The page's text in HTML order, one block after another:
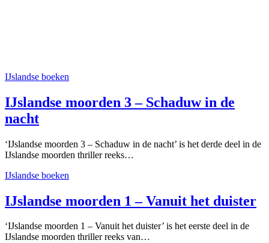
IJslandse boeken
IJslandse moorden 3 – Schaduw in de
nacht
‘IJslandse moorden 3 – Schaduw in de nacht’ is het derde deel in de
IJslandse moorden thriller reeks…
IJslandse boeken
IJslandse moorden 1 – Vanuit het duister
‘IJslandse moorden 1 – Vanuit het duister’ is het eerste deel in de
IJslandse moorden thriller reeks van…